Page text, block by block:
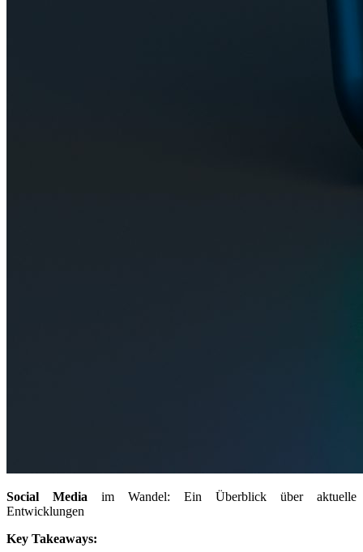
Social Media im Wandel: Ein Überblick über aktuelle
Entwicklungen
Key Takeaways: